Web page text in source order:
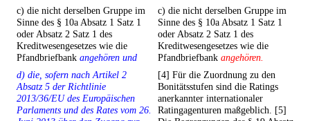
c) die nicht derselben Gruppe im
Sinne des § 10a Absatz 1 Satz 1
oder Absatz 2 Satz 1 des
Kreditwesengesetzes wie die
Pfandbriefbank angehören und
c) die nicht derselben Gruppe im
Sinne des § 10a Absatz 1 Satz 1
oder Absatz 2 Satz 1 des
Kreditwesengesetzes wie die
Pfandbriefbank angehören.
d) die, sofern nach Artikel 2
Absatz 5 der Richtlinie
2013/36/EU des Europäischen
Parlaments und des Rates vom 26.
[4] Für die Zuordnung zu den
Bonitätsstufen sind die Ratings
anerkannter internationaler
Ratingagenturen maßgeblich. [5]